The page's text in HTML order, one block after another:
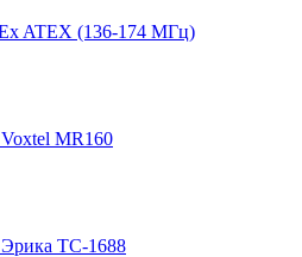
ATEX (136-174 МГц)
MR160
TC-1688